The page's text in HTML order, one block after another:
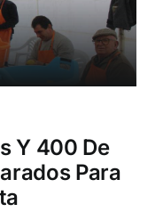
Y 400 De
Para